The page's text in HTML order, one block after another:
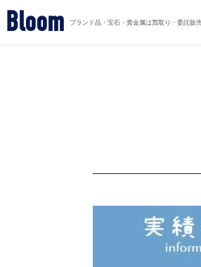
Bloom ブランド品・宝石・貴金属は買取り・委託販